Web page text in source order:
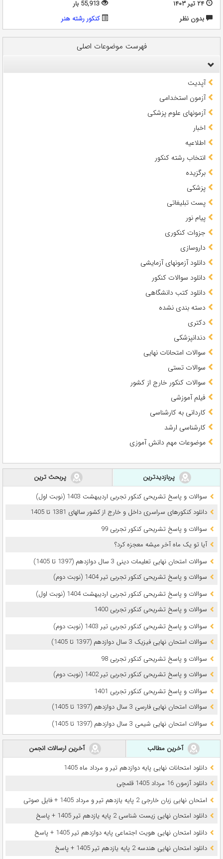
۲۴ تیر ۱۴۰۳
55,913 بار
بدون نظر
کنکور رشته هنر
فهرست موضوعات اصلی
آپدیت
آزمون استخدامی
آزمونهای علوم پزشکی
اخبار
اطلاعیه
انتخاب رشته کنکور
برگزیده
پزشکی
پست تبلیغاتی
پیام نور
جزوات کنکوری
داروسازی
دانلود آزمونهای آزمایشی
دانلود سوالات کنکور
دانلود کتب دانشگاهی
دسته بندی نشده
دکتری
دندانپزشکی
سوالات امتحانات نهایی
سوالات تستی
سوالات کنکور خارج از کشور
فیلم آموزشی
کاردانی به کارشناسی
کارشناسی ارشد
موضوعات مهم دانش آموزی
پربازدیدترین
پربحث ترین
سوالات و پاسخ تشریحی کنکور تجربی اردیبهشت 1403 (نوبت اول)
دانلود کنکورهای سراسری داخل و خارج از کشور سالهای 1381 تا 1405
سوالات و پاسخ تشریحی کنکور تجربی 99
آیا تو یک ماه آخر میشه معجزه کرد؟
سوالات امتحان نهایی تعلیمات دینی 3 سال دوازدهم (1397 تا 1405)
سوالات و پاسخ تشریحی کنکور تجربی تیر 1404 (نوبت دوم)
سوالات و پاسخ تشریحی کنکور تجربی اردیبهشت 1404 (نوبت اول)
سوالات و پاسخ تشریحی کنکور تجربی 1400
سوالات و پاسخ تشریحی کنکور تجربی تیر 1403 (نوبت دوم)
سوالات امتحان نهایی فیزیک 3 سال دوازدهم (1397 تا 1405)
سوالات و پاسخ تشریحی کنکور تجربی 98
سوالات و پاسخ تشریحی کنکور تجربی تیر 1402 (نوبت دوم)
سوالات و پاسخ تشریحی کنکور تجربی 1401
سوالات امتحان نهایی فارسی 3 سال دوازدهم (1397 تا 1405)
سوالات امتحان نهایی شیمی 3 سال دوازدهم (1397 تا 1405)
آخرین مطالب
آخرین ارسالات انجمن
دانلود امتحانات نهایی پایه دوازدهم تیر و مرداد ماه 1405
دانلود آزمون 16 مرداد 1405 قلمچی
امتحان نهایی زبان خارجی 2 پایه یازدهم تیر و مرداد 1405 + فایل صوتی
دانلود امتحان نهایی زیست شناسی 2 پایه یازدهم تیر 1405 + پاسخ
دانلود امتحان نهایی هویت اجتماعی پایه دوازدهم تیر 1405 + پاسخ
دانلود امتحان نهایی هندسه 2 پایه یازدهم تیر 1405 + پاسخ